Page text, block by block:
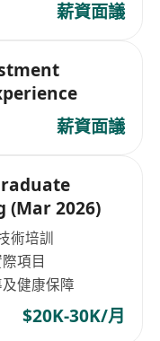
薪資面議
薪資面議
(Mar 2026)
術培訓
項目
健康保障
$20K-30K/月